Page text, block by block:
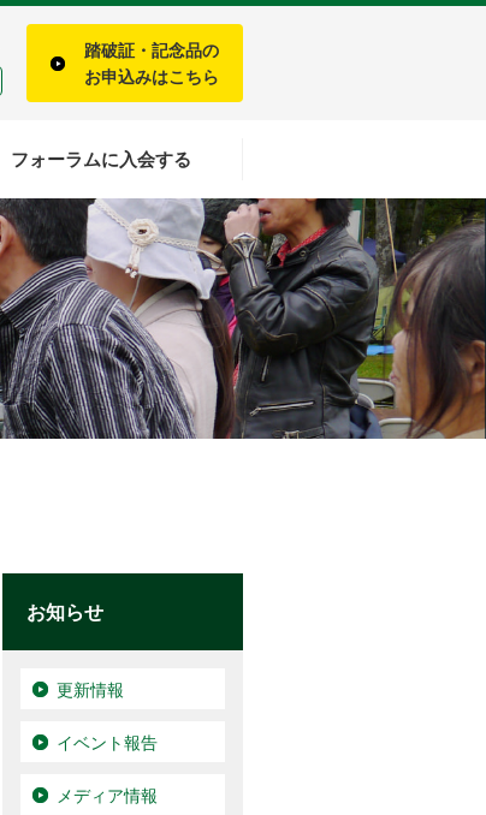
踏破証・記念品の
お申込みはこちら
フォーラムに入会する
お知らせ
更新情報
イベント報告
メディア情報